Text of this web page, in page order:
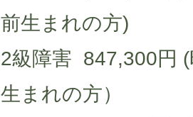
前生まれの方)
2級障害 847,300円
生まれの方）